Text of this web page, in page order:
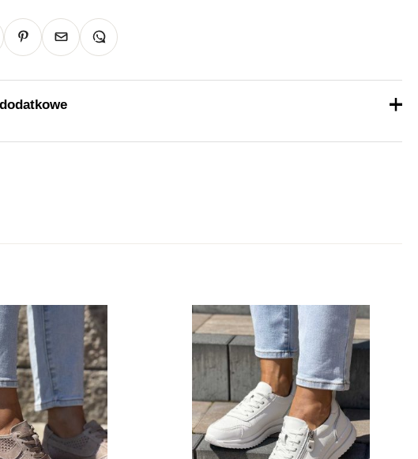
Platforma, Płaski obcas
3.5 – 5 cm